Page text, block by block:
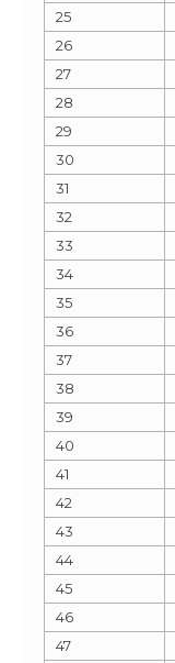
25
26
27
28
29
30
31
32
33
34
35
36
37
38
39
40
41
42
43
44
45
46
47